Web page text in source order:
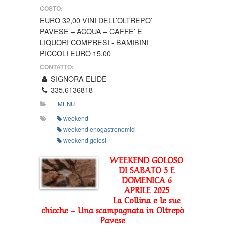
La
Collina
e
le
sue
chicche
–
Una
scampagnata
Oltrepò
Pavese
COSTO:
EURO 32,00 VINI DELL’OLTREPO’
PAVESE – ACQUA – CAFFE’ E
LIQUORI COMPRESI - BAMIBINI
PICCOLI EURO 15,00
CONTATTO:
SIGNORA ELIDE
335.6136818
MENU
weekend
weekend enogastronomici
weekend golosi
WEEKEND GOLOSO
DI SABATO 5 E
DOMENICA 6
APRILE 2025
La Collina e le sue
chicche – Una scampagnata in Oltrepò
Pavese